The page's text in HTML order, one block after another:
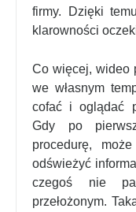
firmy. Dzięki
klarowności
Co więcej, wideo
we własnym
cofać i oglądać
Gdy po
procedurę,
odświeżyć
czegoś nie
przełożonym.